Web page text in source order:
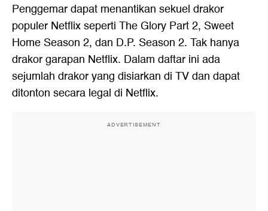
Penggemar dapat menantikan sekuel drakor
populer Netflix seperti The Glory Part 2, Sweet
Home Season 2, dan D.P. Season 2. Tak hanya
drakor garapan Netflix. Dalam daftar ini ada
sejumlah drakor yang disiarkan di TV dan dapat
ditonton secara legal di Netflix.
ADVERTISEMENT